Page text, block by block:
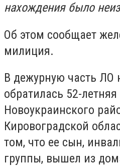
нахождения было
Об этом сообщает
милиция.
В дежурную часть ЛО
обратилась 52-
Новоукраинского
Кировоградской
том, что ее сын,
группы, вышел из